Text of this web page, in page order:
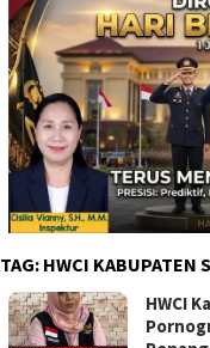
TAG: HWCI KABUPATEN
HWCI